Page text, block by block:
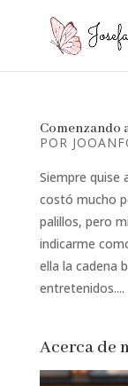
Comenzando
POR
Siempre quise
costó mucho
palillos, pero
indicarme
ella la cadena
entretenidos....
Acerca de